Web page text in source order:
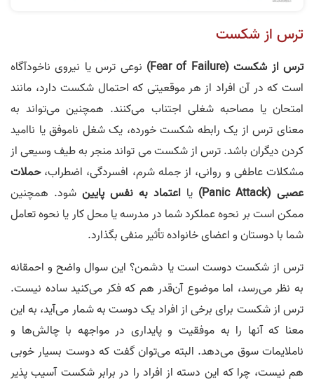
ترس از شکست
ترس از شکست (Fear of Failure)
نوعی ترس یا نیروی ناخودآگاه
است که در آن افراد از هر موقعیتی که احتمال شکست دارد، مانند
امتحان یا مصاحبه شغلی اجتناب می‌کنند. همچنین می‌تواند به
معنای ترس از یک رابطه شکست خورده، یک شغل ناموفق یا ناامید
کردن دیگران باشد. ترس از شکست می تواند منجر به طیف وسیعی از
مشکلات عاطفی و روانی، از جمله شرم، افسردگی، اضطراب،حملات
عصبی (Panic Attack)
یا اعتماد به نفس پایین شود. همچنین
ممکن است بر نحوه عملکرد شما در مدرسه یا محل کار یا نحوه تعامل
شما با دوستان و اعضای خانواده تأثیر منفی بگذارد.
ترس از شکست دوست است یا دشمن؟ این سوال واضح و احمقانه
به نظر می‌رسد، اما موضوع آن‌قدر هم که فکر می‌کنید ساده نیست.
ترس از شکست برای برخی از افراد یک دوست به شمار می‌آید، به این
معنا که آنها را به موفقیت و پایداری در مواجهه با چالش‌ها و
ناملایمات سوق می‌دهد. البته می‌توان گفت که دوست بسیار خوبی
هم نیست، چرا که این دسته از افراد را در برابر شکست آسیب پذیر